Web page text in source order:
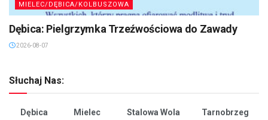
MIELEC/DĘBICA/KOLBUSZOWA
Dębica: Pielgrzymka Trzeźwościowa do Zawady
2026-08-07
Słuchaj Nas:
Dębica Mielec Stalowa Wola
Tarnobrzeg